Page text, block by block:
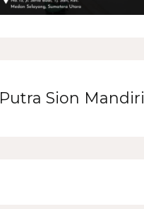
Putra Sion Mandiri